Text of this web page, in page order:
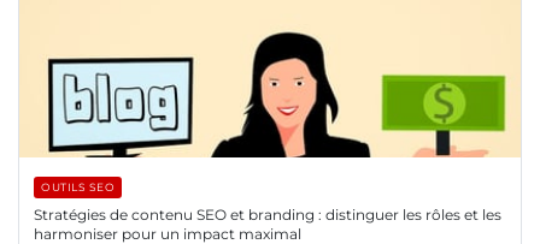
OUTILS SEO
Stratégies de contenu SEO et branding : distinguer les rôles et les
harmoniser pour un impact maximal